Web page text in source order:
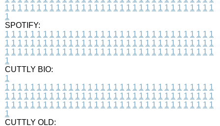
1 1 1 1 1 1 1 1 1 1 1 1 1 1 1 1 1 1 1 1 1 1 1 1 1 1 1 1 1 1 1 1 1
1
SPOTIFY:
1 1 1 1 1 1 1 1 1 1 1 1 1 1 1 1 1 1 1 1 1 1 1 1 1 1 1 1 1 1 1 1 1
1 1 1 1 1 1 1 1 1 1 1 1 1 1 1 1 1 1 1 1 1 1 1 1 1 1 1 1 1 1 1 1 1
1 1 1 1 1 1 1 1 1 1 1 1 1 1 1 1 1 1 1 1 1 1 1 1 1 1 1 1 1 1 1 1 1
1
CUTTLY BIO:
1
1 1 1 1 1 1 1 1 1 1 1 1 1 1 1 1 1 1 1 1 1 1 1 1 1 1 1 1 1 1 1 1 1
1 1 1 1 1 1 1 1 1 1 1 1 1 1 1 1 1 1 1 1 1 1 1 1 1 1 1 1 1 1 1 1 1
1 1 1 1 1 1 1 1 1 1 1 1 1 1 1 1 1 1 1 1 1 1 1 1 1 1 1 1 1 1 1 1 1
1
CUTTLY OLD: